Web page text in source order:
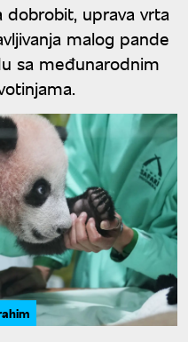
dobrobit, uprava vrta
malog pande
sa međunarodnim